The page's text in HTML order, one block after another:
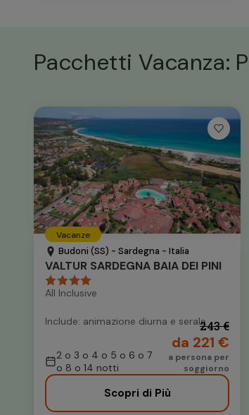
Pacchetti Vacanza:
Vacanze
Budoni (SS) - Sardegna - Italia
VALTUR SARDEGNA BAIA DEI PINI
All Inclusive
Include: animazione diurna e serale
2 o 3 o 4 o 5 o 6 o 7
o 8 o 14 notti
243 €
da 221 €
a persona per
soggiorno
Scopri di Più